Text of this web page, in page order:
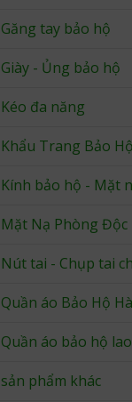
Găng tay bảo hộ
Giày - Ủng bảo hộ
Kéo đa năng
Khẩu Trang Bảo Hộ
Kính bảo hộ - Mặt
Mặt Nạ Phòng Độc
Nút tai - Chụp tai
Quần áo Bảo Hộ
Quần áo bảo hộ
sản phẩm khác